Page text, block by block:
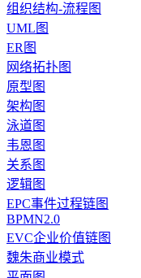
组织结构-流程图
UML图
ER图
网络拓扑图
原型图
架构图
泳道图
韦恩图
关系图
逻辑图
EPC事件过程链图
BPMN2.0
EVC企业价值链图
魏朱商业模式